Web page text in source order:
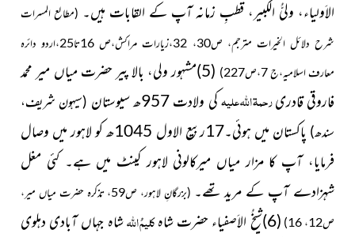
الاَولیاء، ولیُّ الکبیر، قطبِ زمانہ آپ کے القابات ہیں۔ (مطالع المسرات
شرح دلائل الخیرات مترجم، ص30، 32،زیارات مراکش،ص 16تا25،اردو دائرہ
معارف اسلامیہ،ج 7،ص227)
(5)مشہور ولی، بالا پیر حضرت میاں میر محمد
فاروقی قادریرحمۃ اللہ علیہکی ولادت 957ھ سیوستان
(سیہون شریف،
سندھ)
پاکستان میں ہوئی۔17ربیع الاول 1045ھ کو لاہور میں وصال
فرمایا، آپ کا مزار میاں میرکالونی لاہور کینٹ میں ہے۔ کئی مغل
شہزادے آپ کے مرید تھے۔
(بزرگانِ لاہور، ص59، تذکرہ حضرت میاں میر،
ص12، 16)
(6)شیخُ الاَصفیاء حضرت شاہ کلیمُ اللہشاہ جہاں آبادی دہلوی